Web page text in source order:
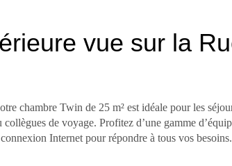
vue sur la
chambre Twin de 25 m² est idéale pour les
de voyage. Profitez d’une gamme
Internet pour répondre à tous vos